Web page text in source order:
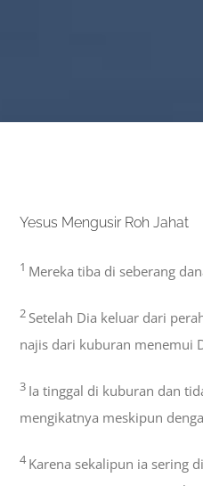
Yesus Mengusir Roh Jahat
1 Mereka tiba di seberang
2 Setelah Dia keluar dari
najis dari kuburan menemui
3 Ia tinggal di kuburan dan
mengikatnya meskipun
4Karena sekalipun ia sering